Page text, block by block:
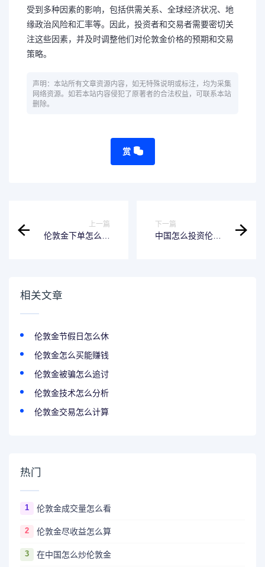
受到多种因素的影响，包括供需关系、全球经济状况、地
缘政治风险和汇率等。因此，投资者和交易者需要密切关
注这些因素，并及时调整他们对伦敦金价格的预期和交易
策略。
声明：本站所有文章资源内容，如无特殊说明或标注，均为采集
网络资源。如若本站内容侵犯了原著者的合法权益，可联系本站
删除。
赏
上一篇
伦敦金下单怎么填
下一篇
中国怎么投资伦敦
相关文章
伦敦金节假日怎么休
伦敦金怎么买能赚钱
伦敦金被骗怎么追讨
伦敦金技术怎么分析
伦敦金交易怎么计算
热门
1 伦敦金成交量怎么看
2 伦敦金尽收益怎么算
3 在中国怎么炒伦敦金